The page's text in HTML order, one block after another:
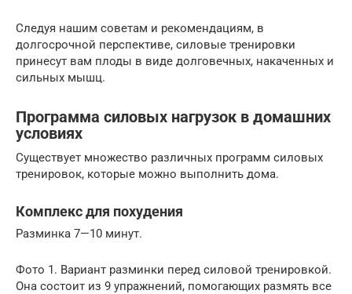
Следуя нашим советам и рекомендациям, в
долгосрочной перспективе, силовые тренировки
принесут вам плоды в виде долговечных, накаченных и
сильных мышц.
Программа силовых нагрузок в домашних
условиях
Существует множество различных программ силовых
тренировок, которые можно выполнить дома.
Комплекс для похудения
Разминка 7—10 минут.
Фото 1. Вариант разминки перед силовой тренировкой.
Она состоит из 9 упражнений, помогающих размять все